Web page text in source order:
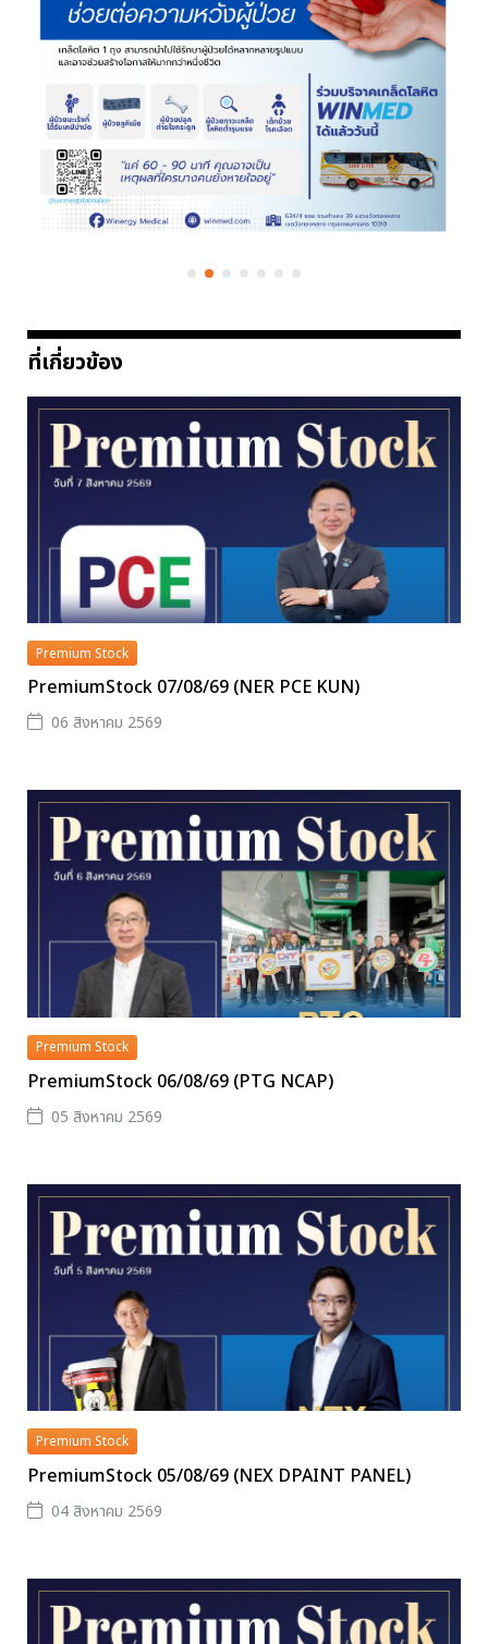
ที่เกี่ยวข้อง
Premium Stock
PremiumStock 07/08/69 (NER PCE KUN)
06 สิงหาคม 2569
Premium Stock
PremiumStock 06/08/69 (PTG NCAP)
05 สิงหาคม 2569
Premium Stock
PremiumStock 05/08/69 (NEX DPAINT PANEL)
04 สิงหาคม 2569